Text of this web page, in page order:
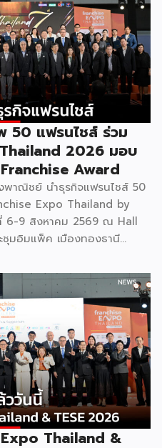
50 แฟรนไชส์ ร่วม
2026 มอบ
Award
พาณิชย์ นำธุรกิจแฟรนไชส์ 50
Expo Thailand by
ที่ 6-9 สิงหาคม 2569 ณ Hall
ชุมอิมแพ็ค เมืองทองธานี
ชส์ที่อยู่ในการส่งเสริมสนับสนุน
ากรณ์ อธิบดีกรมพัฒนาธุรกิจ
ายหลังเป็นประธานเปิดงาน
บาย สมาร์ท เอสเอ็มอี เอ็กซ์
by Smart SME Expo)” ซึ่ง
ำที่จัดขึ้นโดย บริษัท พีเอ็มจี
ยภาพของผู้ประกอบการและ
ารผ่านระบบแฟรนไชส์ […]
Thailand &